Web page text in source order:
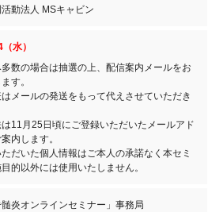
動法人 MSキャビン
水）
多数の場合は抽選の上、配信案内メールをお
す。
メールの発送をもって代えさせていただき
は11月25日頃にご登録いただいたメールアド
内します。
ただいた個人情報はご本人の承諾なく本セミ
的以外には使用いたしません。
髄炎オンラインセミナー」事務局